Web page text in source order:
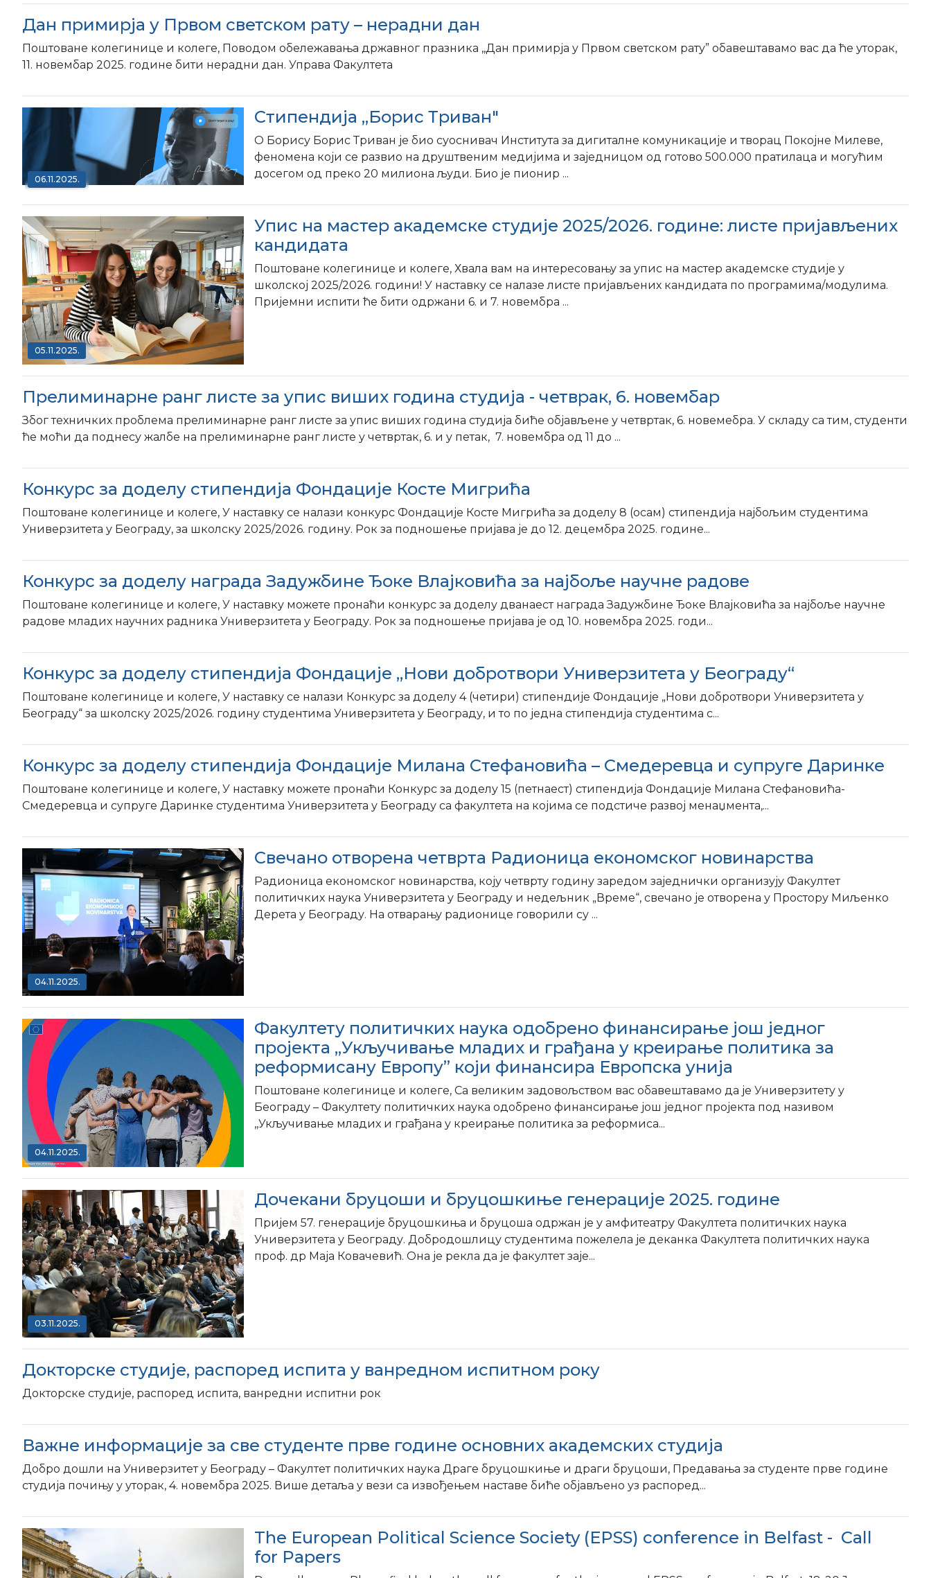
Дан примирја у Првом светском рату – нерадни дан
Поштоване колегинице и колеге, Поводом обележавања државног празника ,,Дан примирја у Првом светском рату” обавештавамо вас да ће уторак,
11. новембар 2025. године бити нерадни дан. Управа Факултета
06.11.2025.
Стипендија ,,Борис Триван"
О Борису Борис Триван је био суоснивач Институтa за дигиталне комуникације и творац Покојне Милеве,
феномена који се развио на друштвеним медијима и заједницом од готово 500.000 пратилаца и могућим
досегом од преко 20 милиона људи. Био је пионир ...
05.11.2025.
Упис на мастер академске студије 2025/2026. године: листе пријављених
кандидата
Поштоване колегинице и колеге, Хвала вам на интересовању за упис на мастер академске студије у
школској 2025/2026. години! У наставку се налазе листе пријављених кандидата по програмима/модулима.
Пријемни испити ће бити одржани 6. и 7. новембра ...
Прелиминарне ранг листе за упис виших година студија - четврак, 6. новембар
Због техничких проблема прелиминарне ранг листе за упис виших година студија биће објављене у четвртак, 6. новeмебра. У складу са тим, студенти
ће моћи да поднесу жалбе на прелиминарне ранг листе у четвртак, 6. и у петак, 7. новембра од 11 до ...
Конкурс за доделу стипендија Фондације Косте Мигрића
Поштоване колегинице и колеге, У наставку се налази конкурс Фондације Косте Мигрића за доделу 8 (осам) стипендија најбољим студентима
Универзитета у Београду, за школску 2025/2026. годину. Рок за подношење пријава је до 12. децембра 2025. године...
Конкурс за доделу награда Задужбине Ђоке Влајковића за најбоље научне радове
Поштоване колегинице и колеге, У наставку можете пронаћи конкурс за доделу дванаест награда Задужбине Ђоке Влајковића за најбоље научне
радове младих научних радника Универзитета у Београду. Рок за подношење пријава је од 10. новембра 2025. годи...
Конкурс за доделу стипендија Фондације „Нови добротвори Универзитета у Београду“
Поштоване колегинице и колеге, У наставку се налази Конкурс за доделу 4 (четири) стипендије Фондације „Нови добротвори Универзитета у
Београду“ за школску 2025/2026. годину студентима Универзитета у Београду, и то по једна стипендија студентима с...
Конкурс за доделу стипендија Фондације Милана Стефановића – Смедеревца и супруге Даринке
Поштоване колегинице и колеге, У наставку можете пронаћи Конкурс за доделу 15 (петнаест) стипендија Фондације Милана Стефaновића-
Смедеревца и супруге Даринке студентима Универзитета у Београду са факултета на којима се подстиче развој менаџмента,...
04.11.2025.
Свечано отворена четврта Радионица економског новинарства
Радионица eкономског новинарства, коју четврту годину заредом заједнички организују Факултет
политичких наука Универзитета у Београду и недељник „Време“, свечано је отворена у Простору Миљенко
Дерета у Београду. На отварању радионице говорили су ...
04.11.2025.
Факултету политичких наука одобрено финансирање још једног
пројекта ,,Укључивање младих и грађана у креирање политика за
реформисану Европу” који финансира Европска унија
Поштоване колегинице и колеге, Са великим задовољством вас обавештавамо да је Универзитету у
Београду – Факултету политичких наука одобрено финансирање још једног пројекта под називом
,,Укључивање младих и грађана у креирање политика за реформиса...
03.11.2025.
Дочекани бруцоши и бруцошкиње генерације 2025. године
Пријем 57. генерације бруцошкиња и бруцоша одржан је у амфитеатру Факултета политичких наука
Универзитета у Београду. Добродошлицу студентима пожелела је деканка Факултета политичких наука
проф. др Маја Ковачевић. Она је рекла да је факултет заје...
Докторске студије, распоред испита у ванредном испитном року
Докторске студије, распоред испита, ванредни испитни рок
Важне информације за све студенте прве године основних академских студија
Добро дошли на Универзитет у Београду – Факултет политичких наука Драге бруцошкиње и драги бруцоши, Предавања за студенте прве године
студија почињу у уторак, 4. новембра 2025. Више детаља у вези са извођењем наставе биће објављено уз распоред...
The European Political Science Society (EPSS) conference in Belfast - Call
for Papers